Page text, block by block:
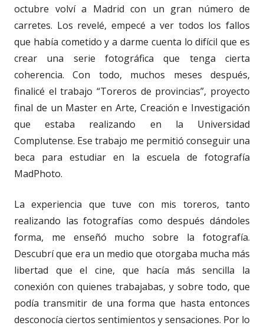
octubre volví a Madrid con un gran número de
carretes. Los revelé, empecé a ver todos los fallos
que había cometido y a darme cuenta lo difícil que es
crear una serie fotográfica que tenga cierta
coherencia. Con todo, muchos meses después,
finalicé el trabajo “Toreros de provincias”, proyecto
final de un Master en Arte, Creación e Investigación
que estaba realizando en la Universidad
Complutense. Ese trabajo me permitió conseguir una
beca para estudiar en la escuela de fotografía
MadPhoto.
La experiencia que tuve con mis toreros, tanto
realizando las fotografías como después dándoles
forma, me enseñó mucho sobre la fotografía.
Descubrí que era un medio que otorgaba mucha más
libertad que el cine, que hacía más sencilla la
conexión con quienes trabajabas, y sobre todo, que
podía transmitir de una forma que hasta entonces
desconocía ciertos sentimientos y sensaciones. Por lo